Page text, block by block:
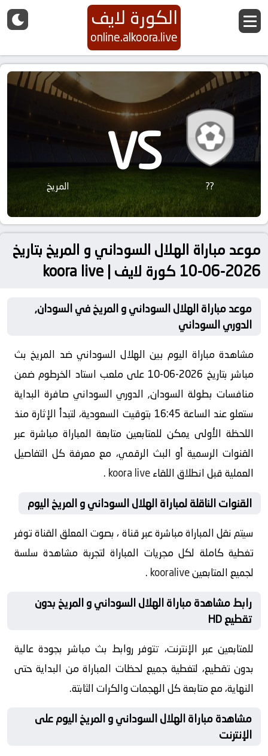
الكورة لايف
online.alkoora.live
??
VS المريخ
موعد مباراة الهلال السوداني و المريخ بتاريخ
2026-06-10 كورة لايف | koora live
موعد مباراة الهلال السوداني و المريخ في السودان,
الدوري السوداني
مشاهدة مباراة اليوم بين الهلال السوداني ضد المريخ بث
مباشر بتاريخ 2026-06-10 على ملعب استاد الخرطوم ضمن
منافسات بطولة السودان, الدوري السوداني صافرة البداية
ستعلو عند الساعة 16:45 بتوقيت السعودية، لتبدأ الإثارة منذ
اللحظة الأولى يمكن للمتابعين متابعة المباراة مباشرة عبر
القنوات الرسمية أو البث الرقمي، مع معرفة كل التفاصيل
العملية قبل انطلاق اللقاءkoora live
.
القنوات الناقلة لمباراة الهلال السوداني و المريخ اليوم
سيتم نقل المباراة مباشرة عبر قناة ، بصوت المعلق القناة توفر
تغطية كاملة لكل مجريات المباراة لتجربة مشاهدة سلسة
لجميع المتابعينkooralive
.
رابط مشاهدة مباراة الهلال السوداني و المريخ بدون
تقطيع HD
للمتابعين عبر الإنترنت، تتوفر روابط بث مباشر بجودة عالية
بدون تقطيع، لتغطية جميع لحظات المباراة من البداية حتى
النهاية، مع متابعة كل الهجمات والكرات الثابتة.
مشاهدة مباراة الهلال السوداني و المريخ اليوم على
الإنترنت